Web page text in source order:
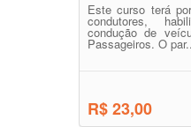
Este curso terá
condutores,
condução de
Passageiros. O
R$ 23,00